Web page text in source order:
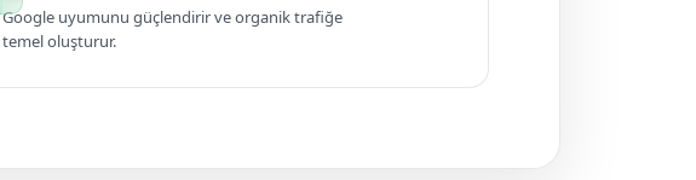
Google uyumunu güçlendirir ve organik trafiğe
temel oluşturur.